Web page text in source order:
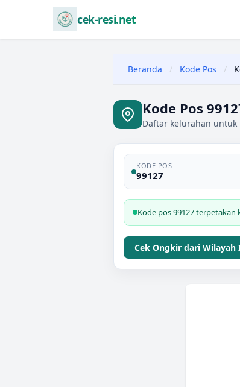
cek-resi.net
Beranda / Kode Pos /
Kode Pos
Daftar kelurahan untuk
KODE POS
99127
Kode pos 99127 terpetakan
Cek Ongkir dari Wilayah